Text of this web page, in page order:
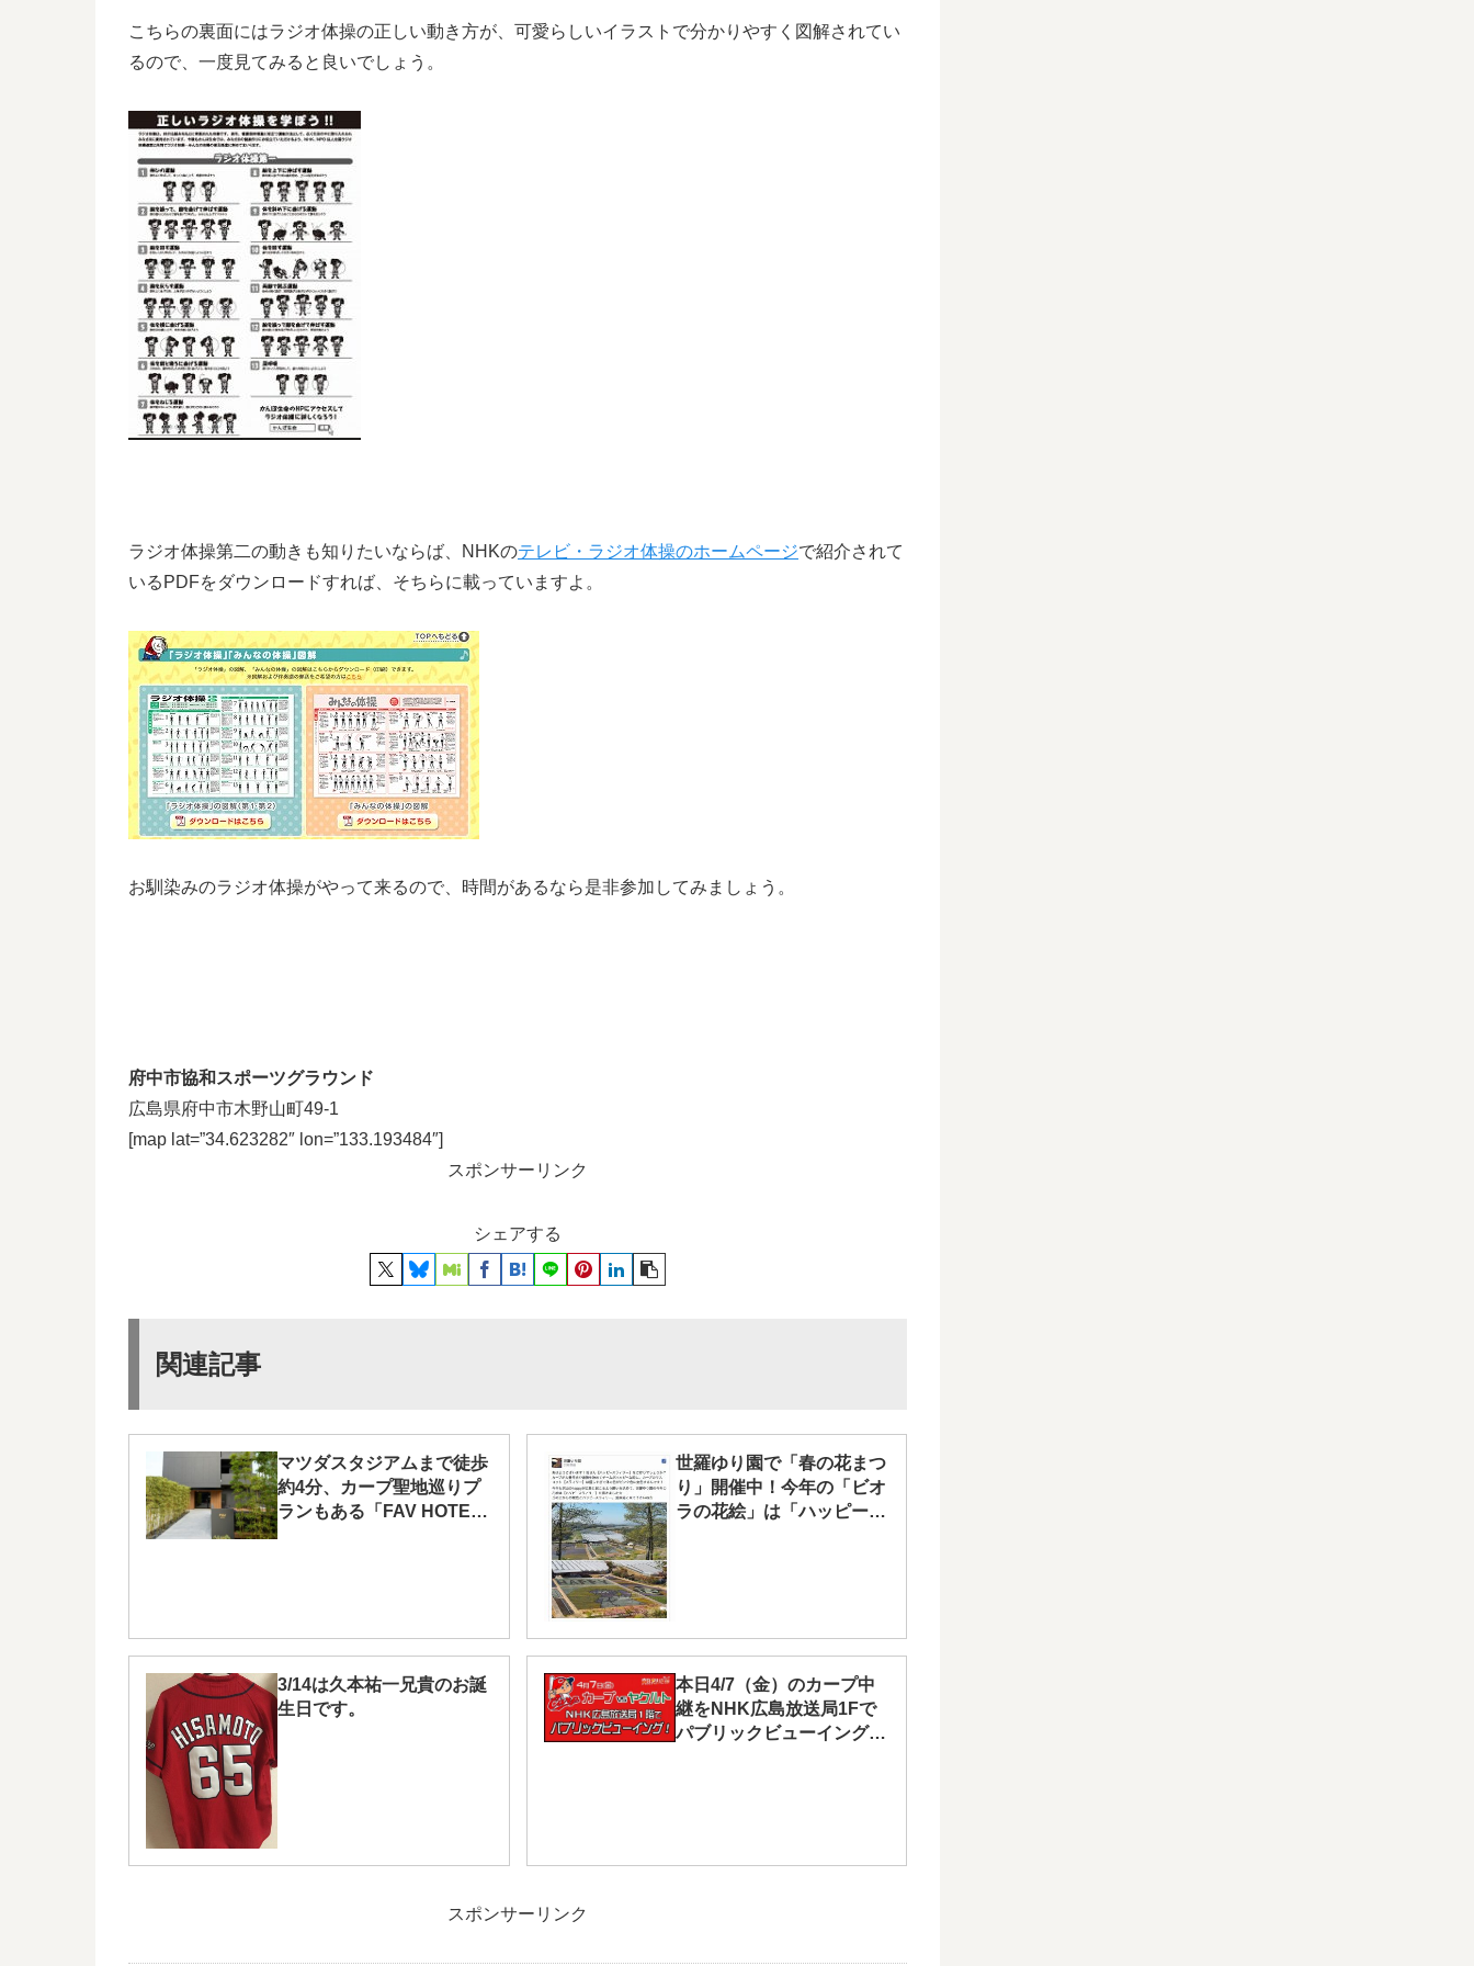
こちらの裏面にはラジオ体操の正しい動き方が、可愛らしいイラストで分かりやすく図解されてい
るので、一度見てみると良いでしょう。
ラジオ体操第二の動きも知りたいならば、NHKのテレビ・ラジオ体操のホームページで紹介されて
いるPDFをダウンロードすれば、そちらに載っていますよ。
お馴染みのラジオ体操がやって来るので、時間があるなら是非参加してみましょう。
府中市協和スポーツグラウンド
広島県府中市木野山町49-1
[map lat=”34.623282″ lon=”133.193484″]
スポンサーリンク
シェアする
関連記事
マツダスタジアムまで徒歩
約4分、カープ聖地巡りプ
ランもある「FAV HOTEL
世羅ゆり園で「春の花まつ
り」開催中！今年の「ビオ
ラの花絵」は「ハッピース
3/14は久本祐一兄貴のお誕
生日です。
本日4/7（金）のカープ中
継をNHK広島放送局1Fで
パブリックビューイング！
スポンサーリンク